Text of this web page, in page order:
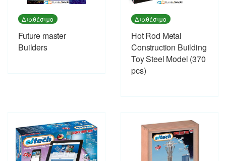
Διαθέσιμο
Future master
Builders
Διαθέσιμο
Hot Rod Metal
Construction Building
Toy Steel Model (370
pcs)